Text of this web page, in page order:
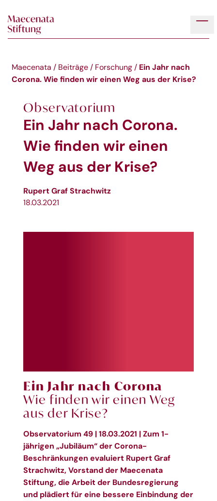
Maecenata / Beiträge / Forschung / Ein Jahr nach
Corona. Wie finden wir einen Weg aus der Krise?
Observatorium
Ein Jahr nach Corona.
Wie finden wir einen
Weg aus der Krise?
Rupert Graf Strachwitz
18.03.2021
Ein Jahr nach Corona
Wie finden wir einen Weg
aus der Krise?
Observatorium 49 | 18.03.2021 | Zum 1-
jährigen „Jubiläum“ der Corona-
Beschränkungen evaluiert Rupert Graf
Strachwitz, Vorstand der Maecenata
Stiftung, die Arbeit der Bundesregierung
und plädiert für eine bessere Einbindung der